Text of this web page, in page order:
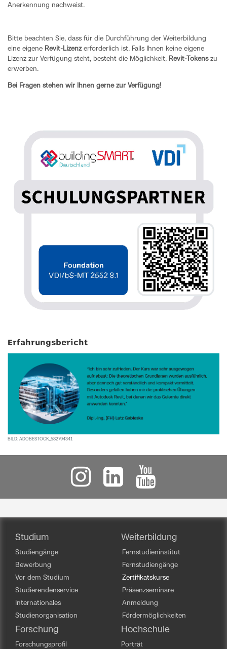
Anerkennung nachweist.
Bitte beachten Sie, dass für die Durchführung der Weiterbildung
eine eigene Revit-Lizenzerforderlich ist. Falls Ihnen keine eigene
Lizenz zur Verfügung steht, besteht die Möglichkeit, Revit-Tokenszu
erwerben.
Bei Fragen stehen wir Ihnen gerne zur Verfügung!
Erfahrungsbericht
BILD: ADOBESTOCK_582794341
Studium
Studiengänge
Bewerbung
Vor dem Studium
Studierendenservice
Internationales
Studienorganisation
Weiterbildung
Fernstudieninstitut
Fernstudiengänge
Zertifikatskurse
Präsenzseminare
Anmeldung
Fördermöglichkeiten
Forschung
Forschungsprofil
Hochschule
Porträt